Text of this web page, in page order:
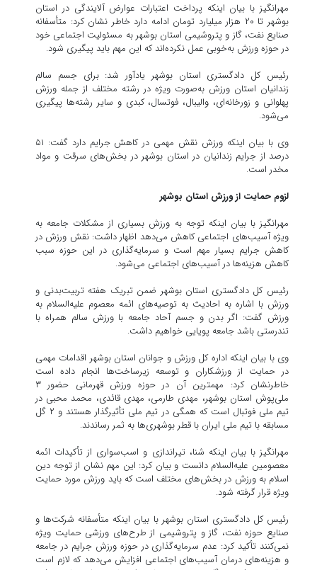
مهرانگیز با بیان اینکه پرداخت اعتبارات عوارض آلایندگی در استان
بوشهر تا ۲۰ هزار میلیارد تومان ادامه دارد خاطر نشان کرد: متأسفانه
صنایع نفت، گاز و پتروشیمی استان بوشهر به مسئولیت اجتماعی خود
در حوزه ورزش به‌خوبی عمل نکرده‌اند که این مهم باید پیگیری شود.
رئیس کل دادگستری استان بوشهر یادآور شد: برای جسم سالم
زندانیان استان ورزش به‌صورت ویژه در رشته مختلف از جمله ورزش
پهلوانی و زورخانه‌ای، والیبال، فوتسال، کبدی و سایر رشته‌ها پیگیری
می‌شود.
وی با بیان اینکه ورزش نقش مهمی در کاهش جرایم دارد گفت: ۵۱
درصد از جرایم زندانیان در استان بوشهر در بخش‌های سرقت و مواد
مخدر است.
لزوم حمایت از ورزش استان بوشهر
مهرانگیز با بیان اینکه توجه به ورزش بسیاری از مشکلات جامعه به
ویژه آسیب‌های اجتماعی کاهش می‌دهد اظهار داشت: نقش ورزش در
کاهش جرایم بسیار مهم است و سرمایه‌گذاری در این حوزه سبب
کاهش هزینه‌ها در آسیب‌های اجتماعی می‌شود.
رئیس کل دادگستری استان بوشهر ضمن تبریک هفته تربیت‌بدنی و
ورزش با اشاره به احادیث به توصیه‌های ائمه معصوم علیه‌السلام به
ورزش گفت: اگر بدن و جسم آحاد جامعه با ورزش سالم همراه با
تندرستی باشد جامعه پویایی خواهیم داشت.
وی با بیان اینکه اداره کل ورزش و جوانان استان بوشهر اقدامات مهمی
در حمایت از ورزشکاران و توسعه زیرساخت‌ها انجام داده است
خاطرنشان کرد: مهمترین آن در حوزه ورزش قهرمانی حضور ۳
ملی‌پوش استان بوشهر، مهدی طارمی، مهدی قائدی، محمد محبی در
تیم ملی فوتبال است که همگی در تیم ملی تأثیرگذار هستند و ۲ گل
مسابقه با تیم ملی ایران با قطر بوشهری‌ها به ثمر رساندند.
مهرانگیز با بیان اینکه شنا، تیراندازی و اسب‌سواری از تأکیدات ائمه
معصومین علیه‌السلام دانست و بیان کرد: این مهم نشان از توجه دین
اسلام به ورزش در بخش‌های مختلف است که باید ورزش مورد حمایت
ویژه قرار گرفته شود.
رئیس کل دادگستری استان بوشهر با بیان اینکه متأسفانه شرکت‌ها و
صنایع حوزه نفت، گاز و پتروشیمی از طرح‌های ورزشی حمایت ویژه
نمی‌کنند تأکید کرد: عدم سرمایه‌گذاری در حوزه ورزش جرایم در جامعه
و هزینه‌های درمان آسیب‌های اجتماعی افزایش می‌دهد که لازم است